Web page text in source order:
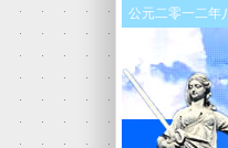
公元二零一二年